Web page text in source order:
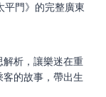
門》的完整廣東
解析，讓樂迷在重
的故事，帶出生